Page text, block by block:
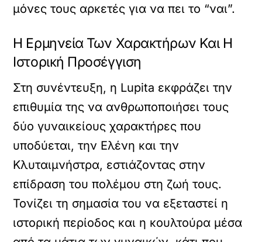
μόνες τους αρκετές για να πει το “ναι”.
Η Ερμηνεία Των Χαρακτήρων Και Η
Ιστορική Προσέγγιση
Στη συνέντευξη, η Lupita εκφράζει την
επιθυμία της να ανθρωποποιήσει τους
δύο γυναικείους χαρακτήρες που
υποδύεται, την Ελένη και την
Κλυταιμνήστρα, εστιάζοντας στην
επίδραση του πολέμου στη ζωή τους.
Τονίζει τη σημασία του να εξεταστεί η
ιστορική περίοδος και η κουλτούρα μέσα